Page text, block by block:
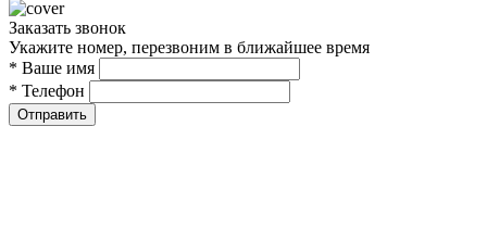
Заказать звонок
Укажите номер, перезвоним в ближайшее время
* Ваше имя
* Телефон
Отправить